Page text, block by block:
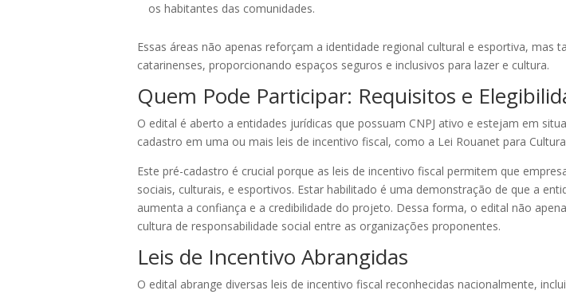
os habitantes das comunidades.
Essas áreas não apenas reforçam a identidade regional cultural e esportiva,
catarinenses, proporcionando espaços seguros e inclusivos para lazer e cultura.
Quem Pode Participar: Requisitos e
O edital é aberto a entidades jurídicas que possuam CNPJ ativo e estejam em
cadastro em uma ou mais leis de incentivo fiscal, como a Lei Rouanet para
Este pré-cadastro é crucial porque as leis de incentivo fiscal permitem que
sociais, culturais, e esportivos. Estar habilitado é uma demonstração de que a
aumenta a confiança e a credibilidade do projeto. Dessa forma, o edital não
cultura de responsabilidade social entre as organizações proponentes.
Leis de Incentivo Abrangidas
O edital abrange diversas leis de incentivo fiscal reconhecidas nacionalmente,